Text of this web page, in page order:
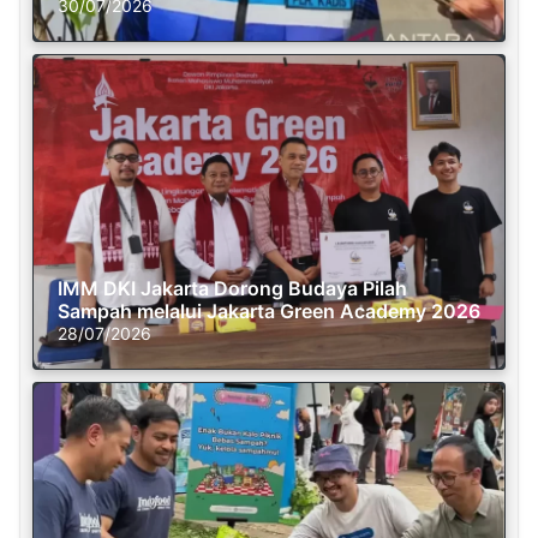
30/07/2026
IMM DKI Jakarta Dorong Budaya Pilah
Sampah melalui Jakarta Green Academy 2026
28/07/2026